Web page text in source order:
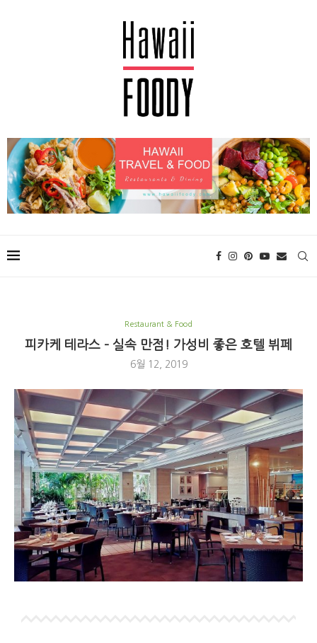
Restaurant & Food
피카케 테라스 – 실속 만점! 가성비 좋은 호텔 뷔페
6월 12, 2019